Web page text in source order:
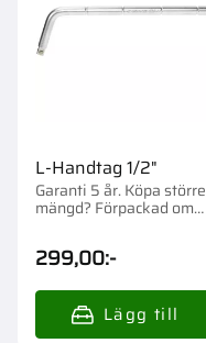
L-Handtag 1/2"
Garanti 5 år. Köpa större
mängd? Förpackad om
299,00:-